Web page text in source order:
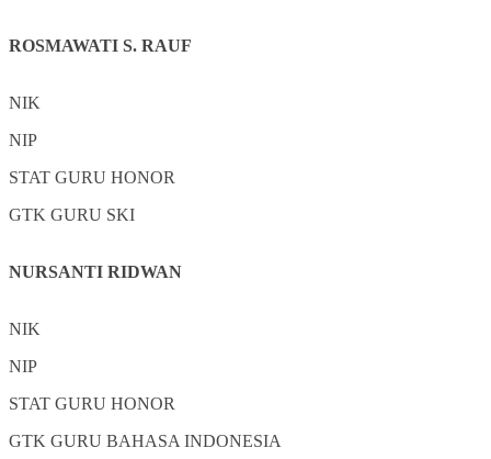
ROSMAWATI S. RAUF
NIK
NIP
STAT GURU HONOR
GTK GURU SKI
NURSANTI RIDWAN
NIK
NIP
STAT GURU HONOR
GTK GURU BAHASA INDONESIA